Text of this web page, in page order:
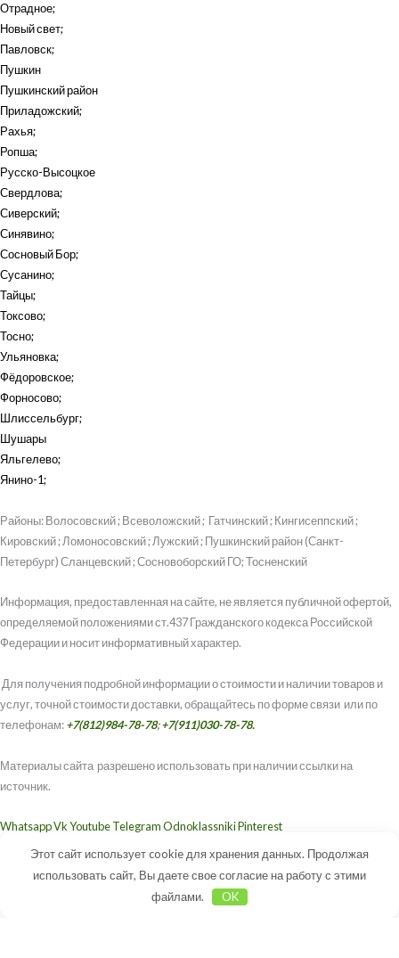
Отрадное;
Новый свет;
Павловск;
Пушкин
Пушкинский район
Приладожский;
Рахья;
Ропша;
Русско-Высоцкое
Свердлова;
Сиверский;
Синявино;
Сосновый Бор;
Сусанино;
Тайцы;
Токсово;
Тосно;
Ульяновка;
Фёдоровское;
Форносово;
Шлиссельбург;
Шушары
Яльгелево;
Янино-1;
Районы: Волосовский ; Всеволожский ; Гатчинский ; Кингисеппский ;
Кировский ; Ломоносовский ; Лужский ; Пушкинский район (Санкт-
Петербург) Сланцевский ; Сосновоборский ГО; Тосненский
Информация, предоставленная на сайте, не является публичной офертой,
определяемой положениями ст.437 Гражданского кодекса Российской
Федерации и носит информативный характер.
Для получения подробной информации о стоимости и наличии товаров и
услуг, точной стоимости доставки, обращайтесь по форме связи или по
телефонам:+7(812)984-78-78;+7(911)030-78-78.
Материалы сайта разрешено использовать при наличии ссылки на
источник.
WhatsappVkYoutubeTelegramOdnoklassnikiPinterest
2008 - 2026 © Пилорама 78 Досок
Условия доставки и возврата товаров
Этот сайт использует cookie для хранения данных. Продолжая
использовать сайт, Вы даете свое согласие на работу с этими
файлами.
OK